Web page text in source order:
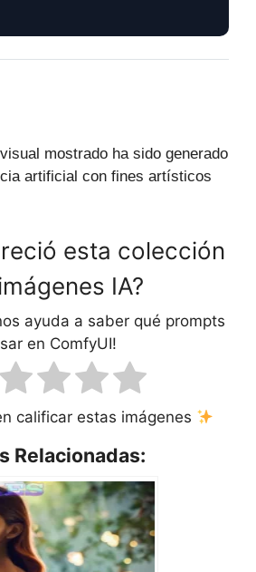
mostrado ha sido generado
artificial con fines artísticos
esta colección
IA?
ayuda a saber qué prompts
en ComfyUI!
calificar estas imágenes
Relacionadas: